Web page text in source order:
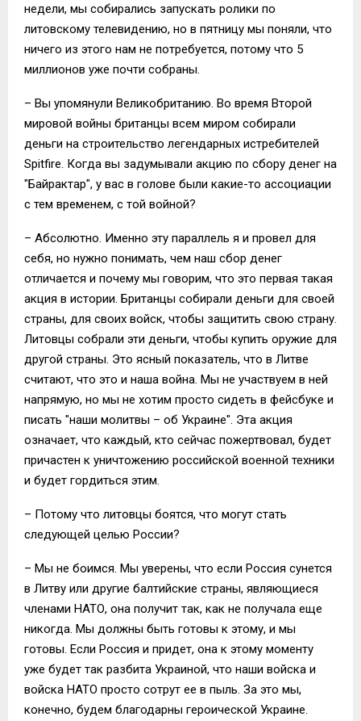
недели, мы собирались запускать ролики по
литовскому телевидению, но в пятницу мы поняли, что
ничего из этого нам не потребуется, потому что 5
миллионов уже почти собраны.
– Вы упомянули Великобританию. Во время Второй
мировой войны британцы всем миром собирали
деньги на строительство легендарных истребителей
Spitfire. Когда вы задумывали акцию по сбору денег на
"Байрактар", у вас в голове были какие-то ассоциации
с тем временем, с той войной?
– Абсолютно. Именно эту параллель я и провел для
себя, но нужно понимать, чем наш сбор денег
отличается и почему мы говорим, что это первая такая
акция в истории. Британцы собирали деньги для своей
страны, для своих войск, чтобы защитить свою страну.
Литовцы собрали эти деньги, чтобы купить оружие для
другой страны. Это ясный показатель, что в Литве
считают, что это и наша война. Мы не участвуем в ней
напрямую, но мы не хотим просто сидеть в фейсбуке и
писать "наши молитвы – об Украине". Эта акция
означает, что каждый, кто сейчас пожертвовал, будет
причастен к уничтожению российской военной техники
и будет гордиться этим.
– Потому что литовцы боятся, что могут стать
следующей целью России?
– Мы не боимся. Мы уверены, что если Россия сунется
в Литву или другие балтийские страны, являющиеся
членами НАТО, она получит так, как не получала еще
никогда. Мы должны быть готовы к этому, и мы
готовы. Если Россия и придет, она к этому моменту
уже будет так разбита Украиной, что наши войска и
войска НАТО просто сотрут ее в пыль. За это мы,
конечно, будем благодарны героической Украине.